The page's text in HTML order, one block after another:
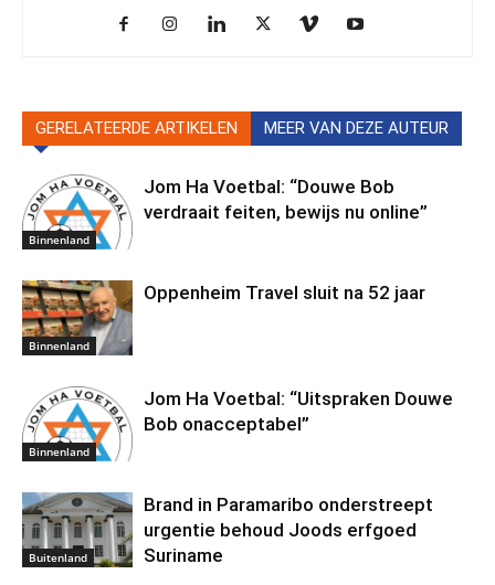
GERELATEERDE ARTIKELEN MEER VAN DEZE AUTEUR
Binnenland
Jom Ha Voetbal: “Douwe Bob
verdraait feiten, bewijs nu online”
Binnenland
Oppenheim Travel sluit na 52 jaar
Binnenland
Jom Ha Voetbal: “Uitspraken Douwe
Bob onacceptabel”
Buitenland
Brand in Paramaribo onderstreept
urgentie behoud Joods erfgoed
Suriname